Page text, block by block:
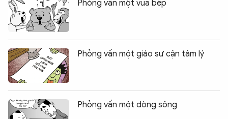
Phỏng vấn một vua bếp
Phỏng vấn một giáo sư cận tâm lý
Phỏng vấn một dòng sông